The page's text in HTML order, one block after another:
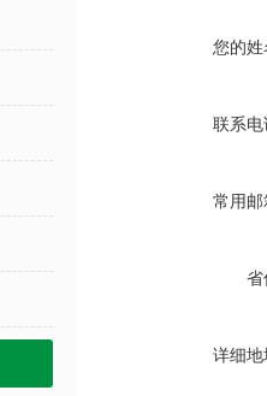
您的姓
联系电
常用邮
省
详细地